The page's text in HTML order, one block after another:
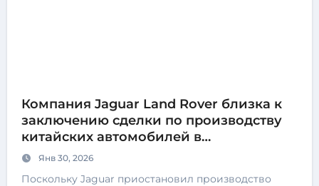
Компания Jaguar Land Rover близка к
заключению сделки по производству
китайских автомобилей в
Великобритании
Янв 30, 2026
Поскольку Jaguar приостановил производство